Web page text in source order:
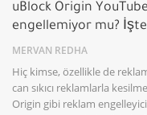
uBlock Origin
engellemiyor mu?
MERVAN REDHA
Hiç kimse, özellikle de
can sıkıcı reklamlarla
Origin gibi reklam